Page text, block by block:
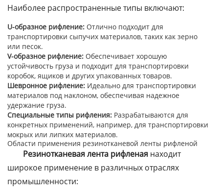
Наиболее распространенные типы включают:
U-образное рифление: Отлично подходит для
транспортировки сыпучих материалов, таких как зерно
или песок.
V-образное рифление: Обеспечивает хорошую
устойчивость груза и подходит для транспортировки
коробок, ящиков и других упакованных товаров.
Шевронное рифление: Идеально для транспортировки
материалов под наклоном, обеспечивая надежное
удержание груза.
Специальные типы рифления: Разрабатываются для
конкретных применений, например, для транспортировки
мокрых или липких материалов.
Области применения резинотканевой ленты рифленой
Резинотканевая лента рифленая находит
широкое применение в различных отраслях
промышленности: